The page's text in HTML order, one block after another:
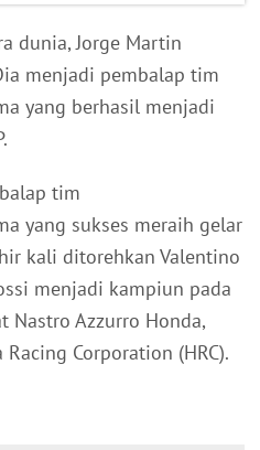
dunia, Jorge Martin
menjadi pembalap tim
yang berhasil menjadi
tim
yang sukses meraih gelar
kali ditorehkan Valentino
menjadi kampiun pada
Nastro Azzurro Honda,
Corporation (HRC).